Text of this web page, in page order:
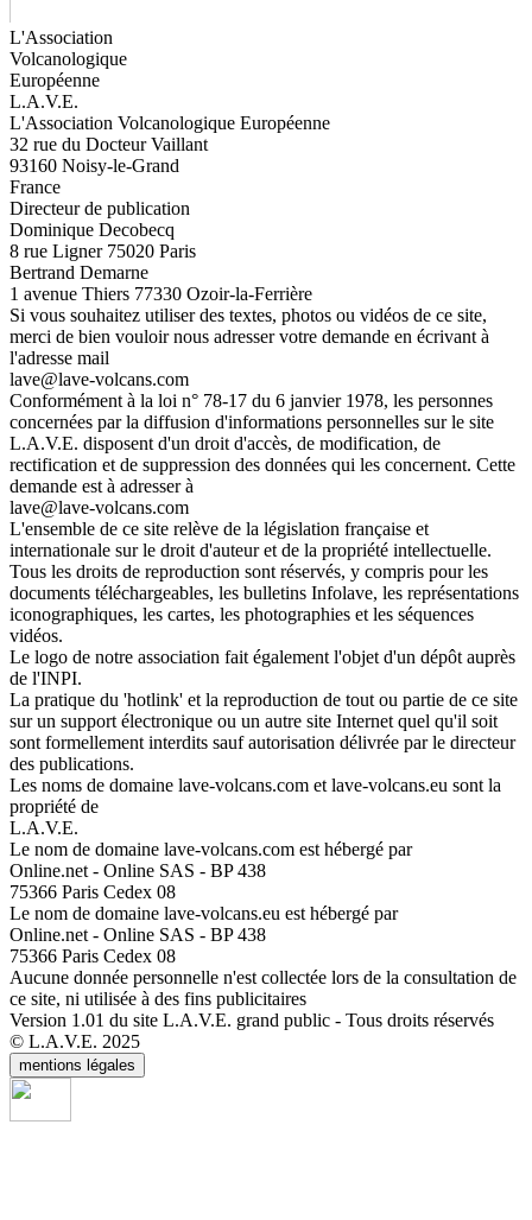
L'Association
Volcanologique
Européenne
L.A.V.E.
L'Association Volcanologique Européenne
32 rue du Docteur Vaillant
93160 Noisy-le-Grand
France
Directeur de publication
Dominique Decobecq
8 rue Ligner 75020 Paris
Bertrand Demarne
1 avenue Thiers 77330 Ozoir-la-Ferrière
Si vous souhaitez utiliser des textes, photos ou vidéos de ce site,
merci de bien vouloir nous adresser votre demande en écrivant à
l'adresse mail
lave@lave-volcans.com
Conformément à la loi n° 78-17 du 6 janvier 1978, les personnes
concernées par la diffusion d'informations personnelles sur le site
L.A.V.E. disposent d'un droit d'accès, de modification, de
rectification et de suppression des données qui les concernent. Cette
demande est à adresser à
lave@lave-volcans.com
L'ensemble de ce site relève de la législation française et
internationale sur le droit d'auteur et de la propriété intellectuelle.
Tous les droits de reproduction sont réservés, y compris pour les
documents téléchargeables, les bulletins Infolave, les représentations
iconographiques, les cartes, les photographies et les séquences
vidéos.
Le logo de notre association fait également l'objet d'un dépôt auprès
de l'INPI.
La pratique du 'hotlink' et la reproduction de tout ou partie de ce site
sur un support électronique ou un autre site Internet quel qu'il soit
sont formellement interdits sauf autorisation délivrée par le directeur
des publications.
Les noms de domaine lave-volcans.com et lave-volcans.eu sont la
propriété de
L.A.V.E.
Le nom de domaine lave-volcans.com est hébergé par
Online.net - Online SAS - BP 438
75366 Paris Cedex 08
Le nom de domaine lave-volcans.eu est hébergé par
Online.net - Online SAS - BP 438
75366 Paris Cedex 08
Aucune donnée personnelle n'est collectée lors de la consultation de
ce site, ni utilisée à des fins publicitaires
Version 1.01 du site L.A.V.E. grand public - Tous droits réservés
© L.A.V.E. 2025
mentions légales